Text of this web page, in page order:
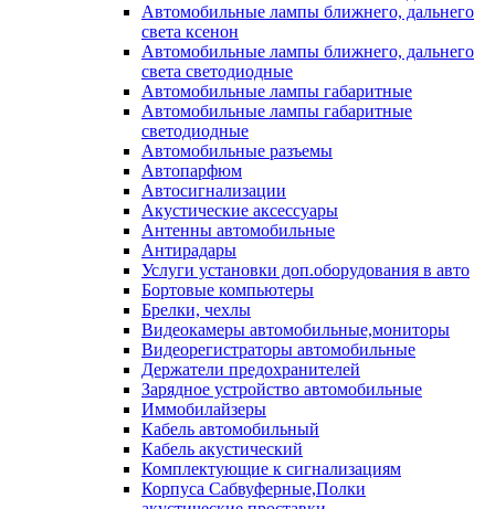
Автомобильные лампы ближнего, дальнего
света ксенон
Автомобильные лампы ближнего, дальнего
света светодиодные
Автомобильные лампы габаритные
Автомобильные лампы габаритные
светодиодные
Автомобильные разъемы
Автопарфюм
Автосигнализации
Акустические аксессуары
Антенны автомобильные
Антирадары
Услуги установки доп.оборудования в авто
Бортовые компьютеры
Брелки, чехлы
Видеокамеры автомобильные,мониторы
Видеорегистраторы автомобильные
Держатели предохранителей
Зарядное устройство автомобильные
Иммобилайзеры
Кабель автомобильный
Кабель акустический
Комплектующие к сигнализациям
Корпуса Сабвуферные,Полки